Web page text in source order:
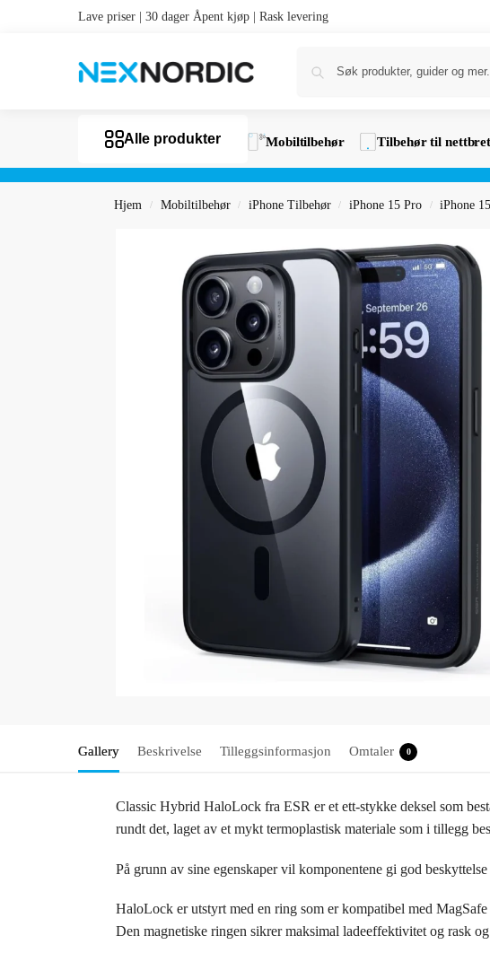
Lave priser | 30 dager Åpent kjøp | Rask levering
Alle produkter Mobiltilbehør Tilbehør til
Hjem / Mobiltilbehør / iPhone Tilbehør / iPhone 15 Pro / iPhone
Gallery Beskrivelse Tilleggsinformasjon Omtaler 0
Classic Hybrid HaloLock fra ESR er et ett-stykke deksel som
rundt det, laget av et mykt termoplastisk materiale som i tillegg
På grunn av sine egenskaper vil komponentene gi god
HaloLock er utstyrt med en ring som er kompatibel med
Den magnetiske ringen sikrer maksimal ladeeffektivitet og rask